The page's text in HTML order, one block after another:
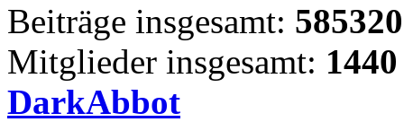
Beiträge insgesamt: 585320
Mitglieder insgesamt: 1440
DarkAbbot